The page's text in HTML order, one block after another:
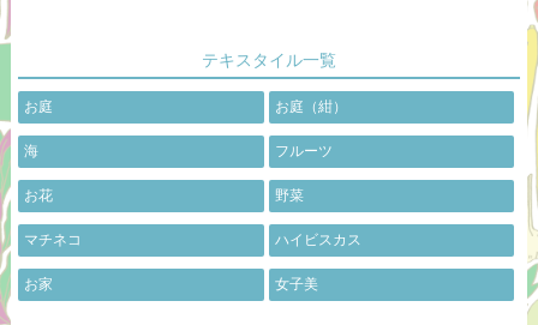
テキスタイル一覧
お庭 お庭（紺）
海 フルーツ
お花 野菜
マチネコ ハイビスカス
お家 女子美